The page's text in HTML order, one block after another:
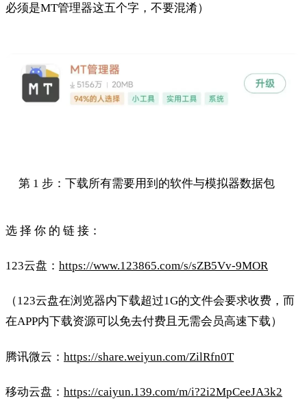
必须是MT管理器这五个字，不要混淆）
第 1 步：下载所有需要用到的软件与模拟器数据包
选 择 你 的 链 接：
123云盘： https://www.123865.com/s/sZB5Vv-9MOR
（123云盘在浏览器内下载超过1G的文件会要求收费，而
在APP内下载资源可以免去付费且无需会员高速下载）
腾讯微云： https://share.weiyun.com/ZilRfn0T
移动云盘： https://caiyun.139.com/m/i?2i2MpCeeJA3k2